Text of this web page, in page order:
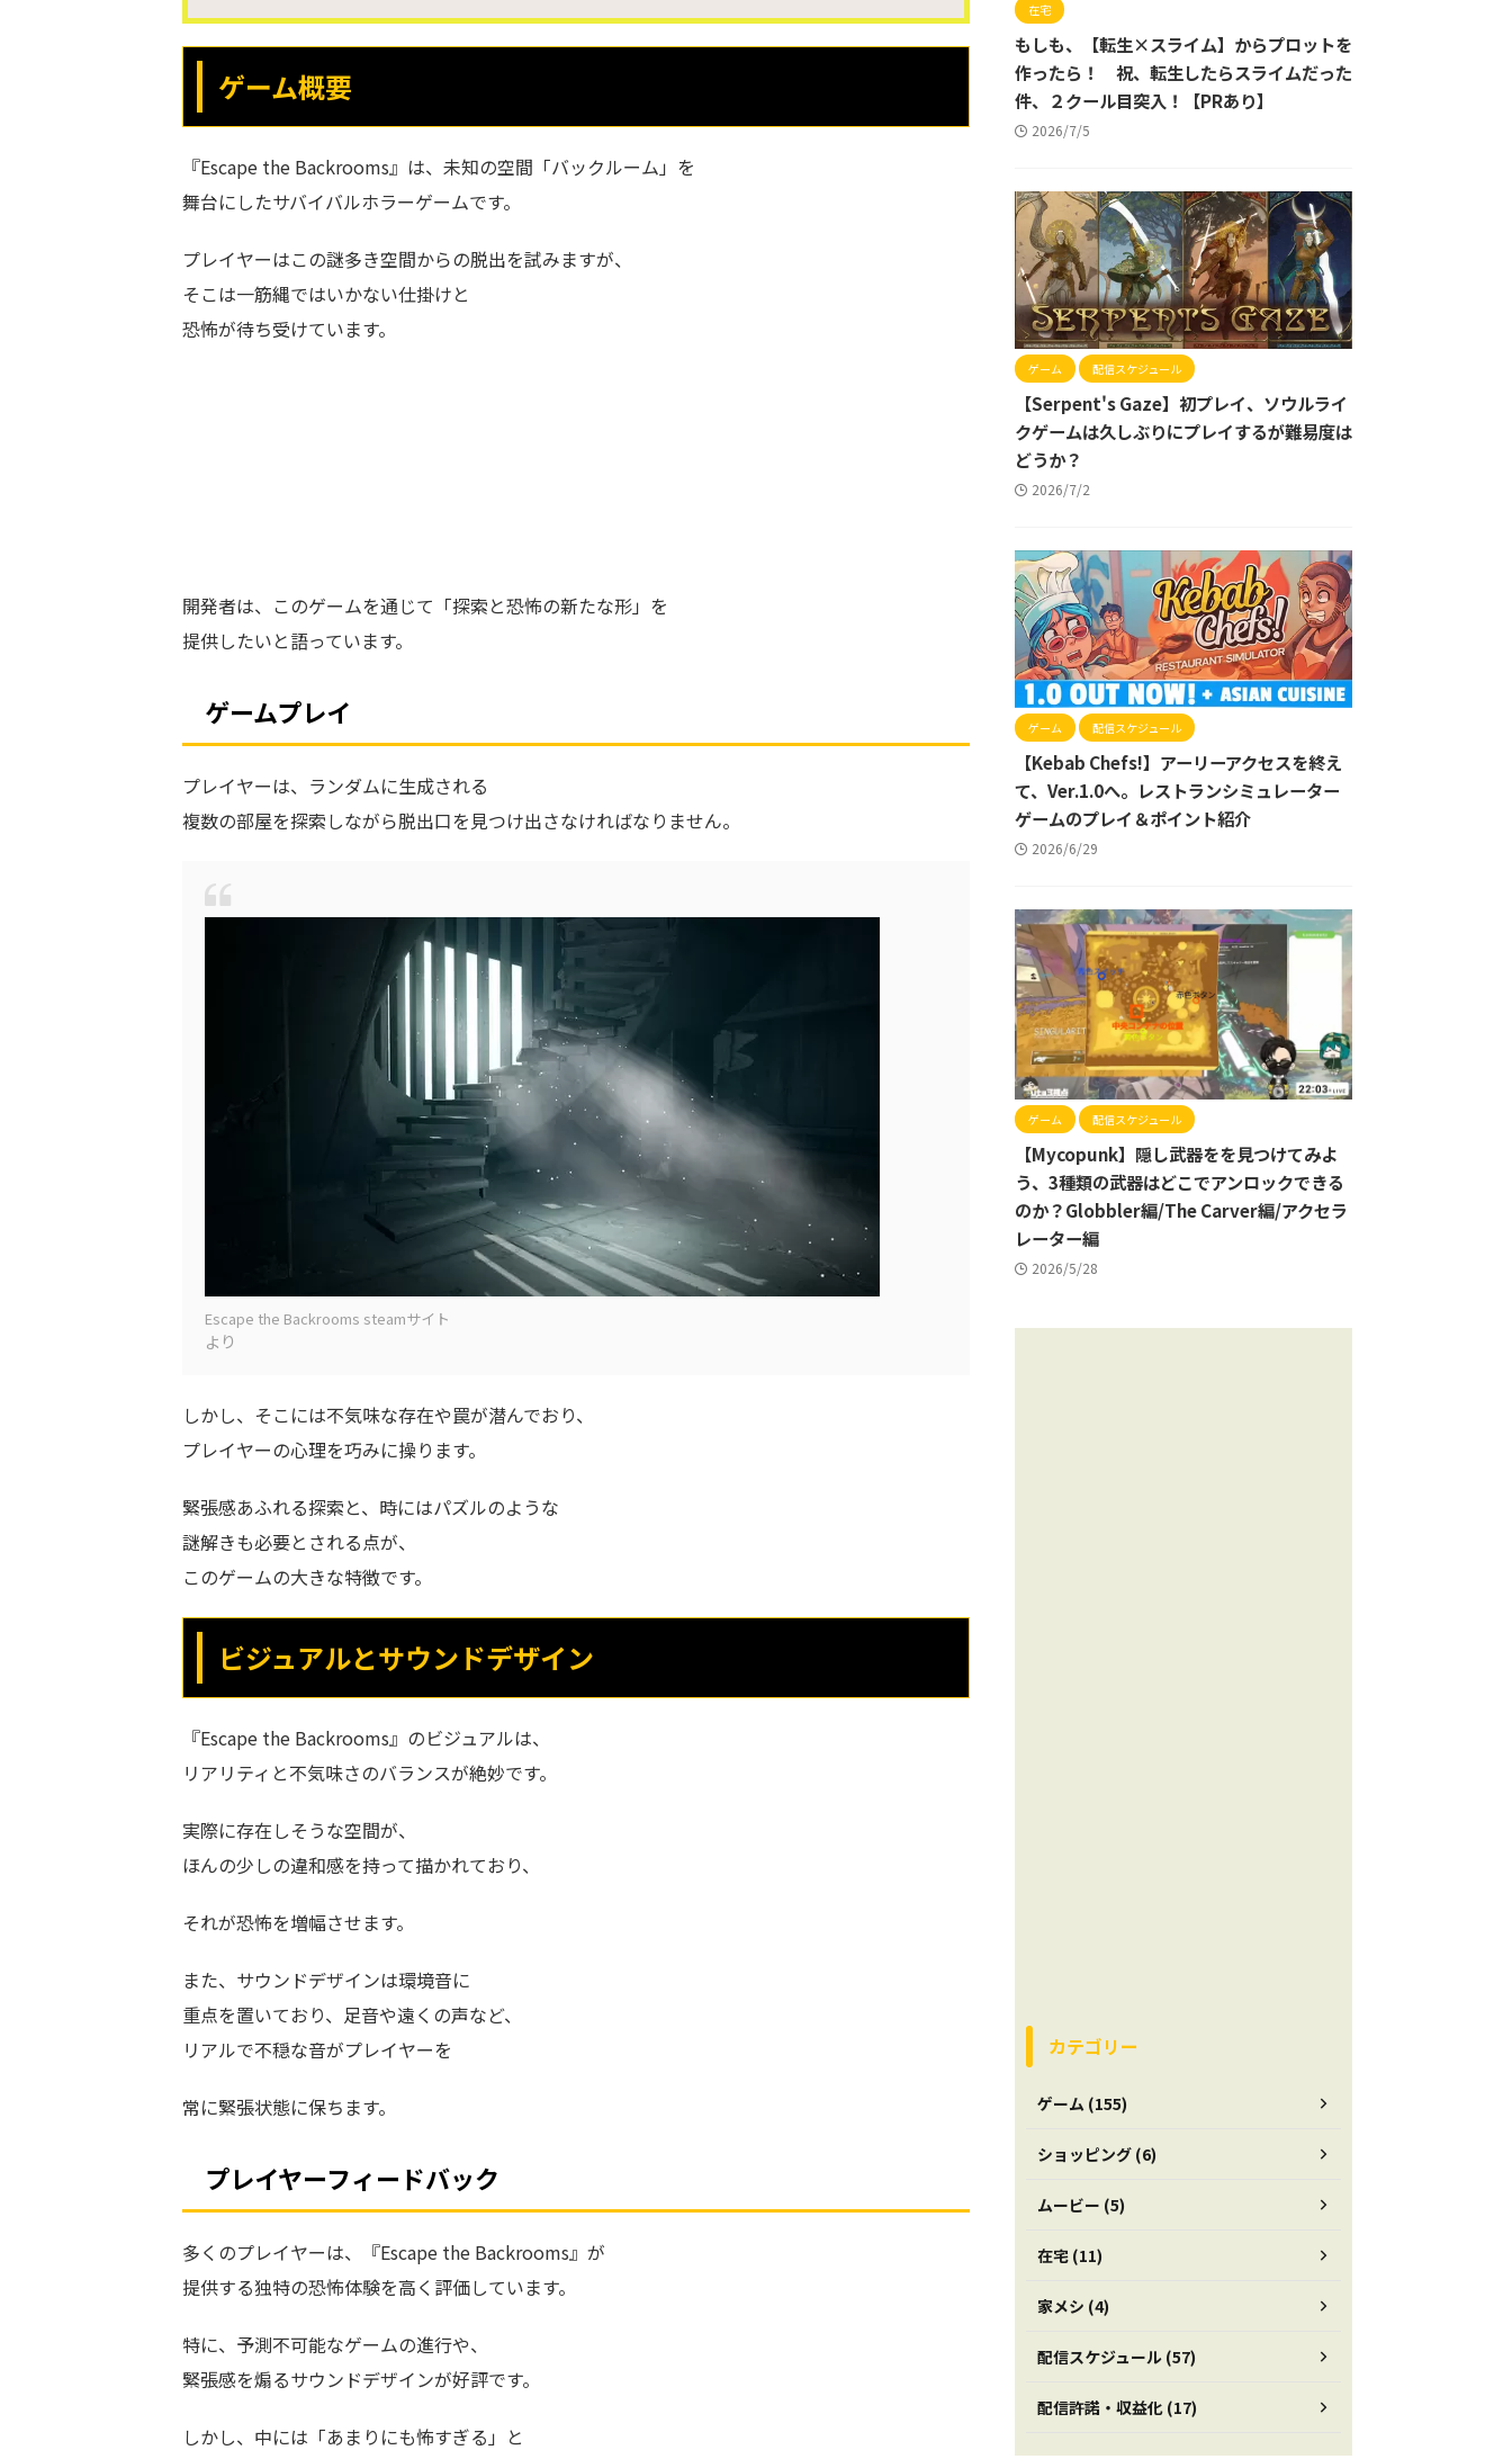
ゲーム概要
『Escape the Backrooms』は、未知の空間「バックルーム」を
舞台にしたサバイバルホラーゲームです。
プレイヤーはこの謎多き空間からの脱出を試みますが、
そこは一筋縄ではいかない仕掛けと
恐怖が待ち受けています。
開発者は、このゲームを通じて「探索と恐怖の新たな形」を
提供したいと語っています。
ゲームプレイ
プレイヤーは、ランダムに生成される
複数の部屋を探索しながら脱出口を見つけ出さなければなりません。
Escape the Backrooms steamサイト
より
しかし、そこには不気味な存在や罠が潜んでおり、
プレイヤーの心理を巧みに操ります。
緊張感あふれる探索と、時にはパズルのような
謎解きも必要とされる点が、
このゲームの大きな特徴です。
ビジュアルとサウンドデザイン
『Escape the Backrooms』のビジュアルは、
リアリティと不気味さのバランスが絶妙です。
実際に存在しそうな空間が、
ほんの少しの違和感を持って描かれており、
それが恐怖を増幅させます。
また、サウンドデザインは環境音に
重点を置いており、足音や遠くの声など、
リアルで不穏な音がプレイヤーを
常に緊張状態に保ちます。
プレイヤーフィードバック
多くのプレイヤーは、『Escape the Backrooms』が
提供する独特の恐怖体験を高く評価しています。
特に、予測不可能なゲームの進行や、
緊張感を煽るサウンドデザインが好評です。
しかし、中には「あまりにも怖すぎる」と
在宅
もしも、【転生×スライム】からプロットを
作ったら！ 祝、転生したらスライムだった
件、２クール目突入！【PRあり】
2026/7/5
ゲーム 配信スケジュール
【Serpent's Gaze】初プレイ、ソウルライ
クゲームは久しぶりにプレイするが難易度は
どうか？
2026/7/2
ゲーム 配信スケジュール
【Kebab Chefs!】アーリーアクセスを終え
て、Ver.1.0へ。レストランシミュレーター
ゲームのプレイ＆ポイント紹介
2026/6/29
ゲーム 配信スケジュール
【Mycopunk】隠し武器をを見つけてみよ
う、3種類の武器はどこでアンロックできる
のか？Globbler編/The Carver編/アクセラ
レーター編
2026/5/28
カテゴリー
ゲーム (155)
ショッピング (6)
ムービー (5)
在宅 (11)
家メシ (4)
配信スケジュール (57)
配信許諾・収益化 (17)